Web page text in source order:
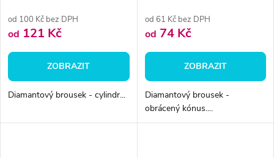
od 100 Kč bez DPH
od 121 Kč
ZOBRAZIT
Diamantový brousek - cylindr...
od 61 Kč bez DPH
od 74 Kč
ZOBRAZIT
Diamantový brousek -
obrácený kónus....